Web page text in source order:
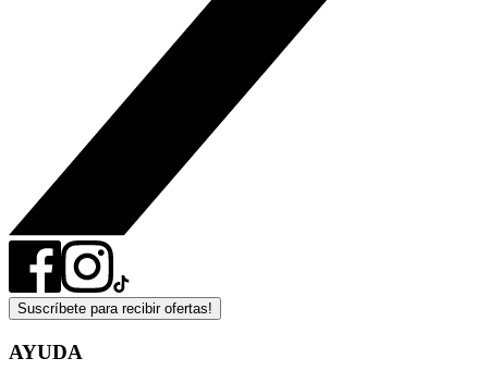
Suscríbete para recibir ofertas!
AYUDA